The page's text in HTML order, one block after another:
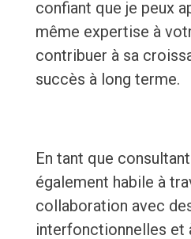
confiant que je peux
même expertise à
contribuer à sa
succès à long terme.
En tant que
également habile à
collaboration avec
interfonctionnelles et